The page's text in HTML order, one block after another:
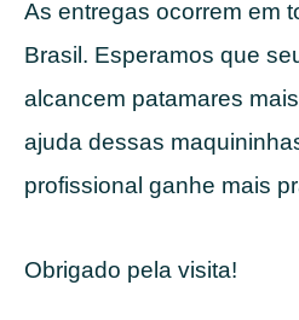
As entregas ocorrem em
Brasil. Esperamos que
alcancem patamares
ajuda dessas
profissional ganhe mais
Obrigado pela visita!